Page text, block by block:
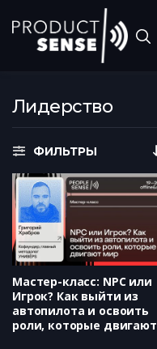
Лидерство
ФИЛЬТРЫ
Мастер-класс: NPC или
Игрок? Как выйти из
автопилота и освоить
роли, которые двигают